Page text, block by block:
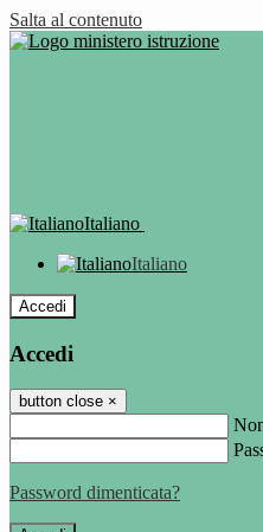
Salta al contenuto
Italiano
Italiano
Accedi
Accedi
button close ×
Password dimenticata?